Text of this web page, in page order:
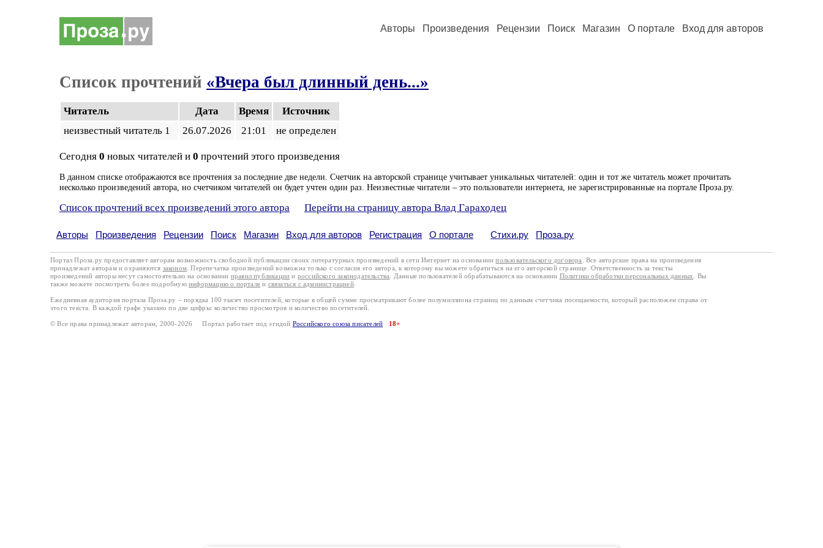
Авторы Произведения Рецензии Поиск Магазин О портале Вход для авторов
Список прочтений «Вчера был длинный день...»
Читатель Дата Время
Источник
неизвестный читатель 1
26.07.2026 21:01 не определен
Сегодня 0 новых читателей и 0 прочтений этого произведения
В данном списке отображаются все прочтения за последние две недели. Счетчик на авторской странице учитывает уникальных читателей: один и тот же читатель может прочитать
несколько произведений автора, но счетчиком читателей он будет учтен один раз. Неизвестные читатели – это пользователи интернета, не зарегистрированные на портале Проза.ру.
Список прочтений всех произведений этого автора Перейти на страницу автора Влад Гараходец
Авторы Произведения Рецензии Поиск Магазин Вход для авторов Регистрация О портале Стихи.ру Проза.ру
Портал Проза.ру предоставляет авторам возможность свободной публикации своих литературных произведений в сети Интернет на основаниипользовательского договора
. Все авторские права на произведения
принадлежат авторам и охраняются законом . Перепечатка произведений возможна только с согласия его автора, к которому вы можете обратиться на его авторской странице. Ответственность за тексты
произведений авторы несут самостоятельно на основании правил публикации и российского законодательства . Данные пользователей обрабатываются на основании Политики обработки персональных данных
. Вы
также можете посмотреть более подробную информацию о портале и связаться с администрацией.
Ежедневная аудитория портала Проза.ру – порядка 100 тысяч посетителей, которые в общей сумме просматривают более полумиллиона страниц по данным счетчика посещаемости, который расположен справа от
этого текста. В каждой графе указано по две цифры: количество просмотров и количество посетителей.
© Все права принадлежат авторам, 2000-2026 Портал работает под эгидой Российского союза писателей 18+